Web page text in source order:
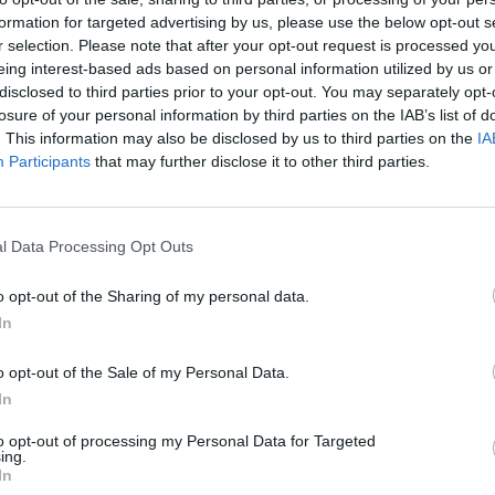
for targeted advertising by us, please use the below opt-out
selection. Please note that after your opt-out request is processed
interest-based ads based on personal information utilized by us
to third parties prior to your opt-out. You may separately
of your personal information by third parties on the IAB’s list of
This information may also be disclosed by us to third parties on the
Participants that may further disclose it to other third parties.
Data Processing Opt Outs
opt-out of the Sharing of my personal data.
opt-out of the Sale of my Personal Data.
opt-out of processing my Personal Data for Targeted
Województwa Mazowieckiego, Mazowsze uruchamia
na trasie Warszawa Zachodnia-Dorohusk. Skład w barwach Kolei
ma pomóc w trasporcie uchodźców oraz darów.
RÓWNIEŻ: